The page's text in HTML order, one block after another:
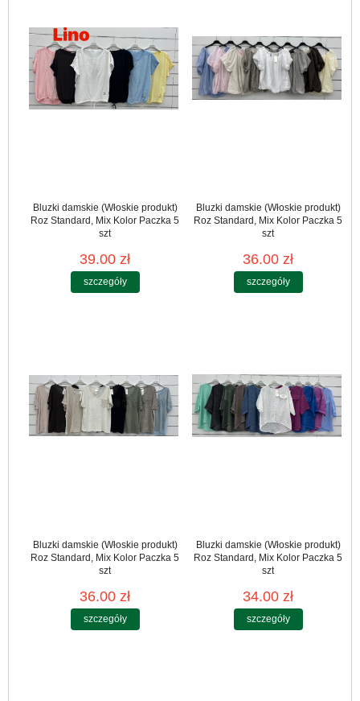
Bluzki damskie (Włoskie produkt)
Roz Standard, Mix Kolor Paczka 5
szt
39.00 zł
szczegóły
Bluzki damskie (Włoskie produkt)
Roz Standard, Mix Kolor Paczka 5
szt
36.00 zł
szczegóły
Bluzki damskie (Włoskie produkt)
Roz Standard, Mix Kolor Paczka 5
szt
36.00 zł
szczegóły
Bluzki damskie (Włoskie produkt)
Roz Standard, Mix Kolor Paczka 5
szt
34.00 zł
szczegóły